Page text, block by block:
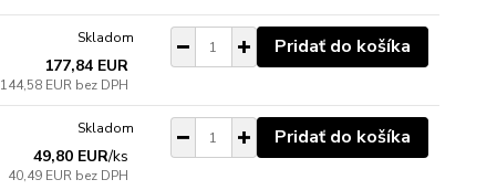
177,84 EUR
144,58 EUR bez DPH
Skladom Pridať do košíka
49,80 EUR/ks
40,49 EUR bez DPH
Skladom Pridať do košíka